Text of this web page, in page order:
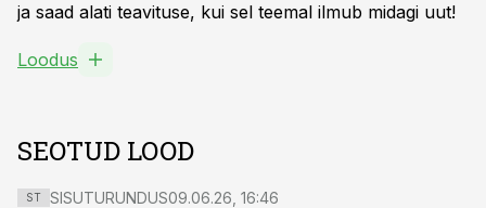
ja saad alati teavituse, kui sel teemal ilmub midagi uut!
Loodus
SEOTUD LOOD
ST SISUTURUNDUS09.06.26, 16:46